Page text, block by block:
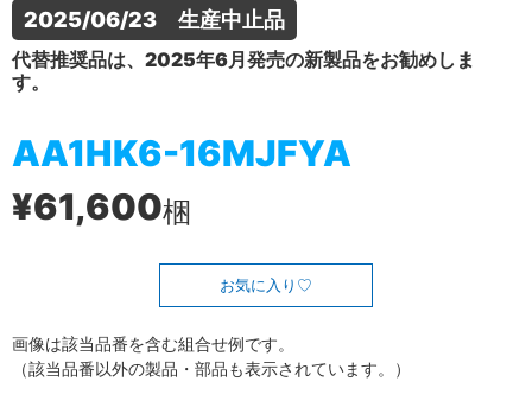
2025/06/23　生産中止品
代替推奨品は、2025年6月発売の新製品をお勧めしま
す。
AA1HK6-16MJFYA
¥61,600梱
お気に入り
画像は該当品番を含む組合せ例です。
（該当品番以外の製品・部品も表示されています。）